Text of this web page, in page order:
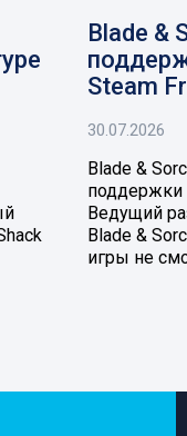
Blade &
Steam
30.07.2026
Blade &
поддержки
Ведущий
Blade &
игры не